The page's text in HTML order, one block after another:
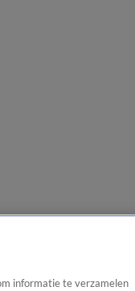
informatie te verzamelen